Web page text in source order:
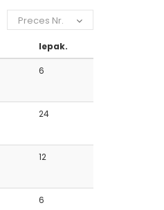
Preces Nr.
Iepak.
6
24
12
6